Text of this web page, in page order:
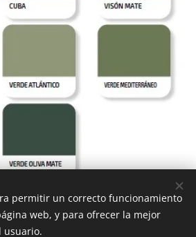
LAVABOS
permitir un correcto funcionamiento
web, y para ofrecer la mejor
usuario.